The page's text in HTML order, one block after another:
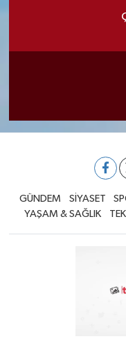
GÜNDEM SİYASET
YAŞAM & SAĞLIK